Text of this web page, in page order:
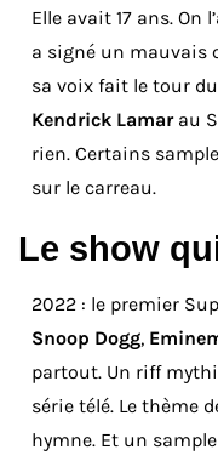
Elle avait 17 ans. On
a signé un mauvais
sa voix fait le tour
Kendrick Lamarau
rien. Certains
sur le carreau.
Le show
2022 : le premier
Snoop Dogg,
partout. Un riff
série télé. Le thème
hymne. Et un